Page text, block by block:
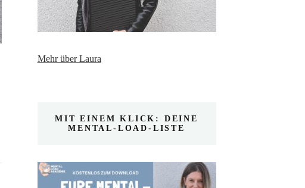
Mehr über Laura
MIT EINEM KLICK: DEINE
MENTAL-LOAD-LISTE